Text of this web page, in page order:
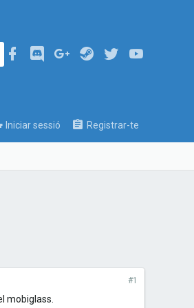
Iniciar sessió Registrar-te
#1
mobiglass.